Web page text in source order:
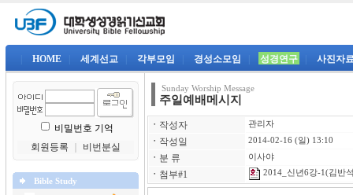
HOME 세계선교 각부모임 경성소모임 성경연구 사진자
비밀번호 기억
회원등록
비번분실
Bible Study
Sunday Worship Message
주일예배메시지
ㆍ 작성자 관리자
ㆍ 작성일 2014-02-16 (일) 13:10
ㆍ 분 류 이사야
ㆍ 첨부#1 2014_신년6강-1(김반